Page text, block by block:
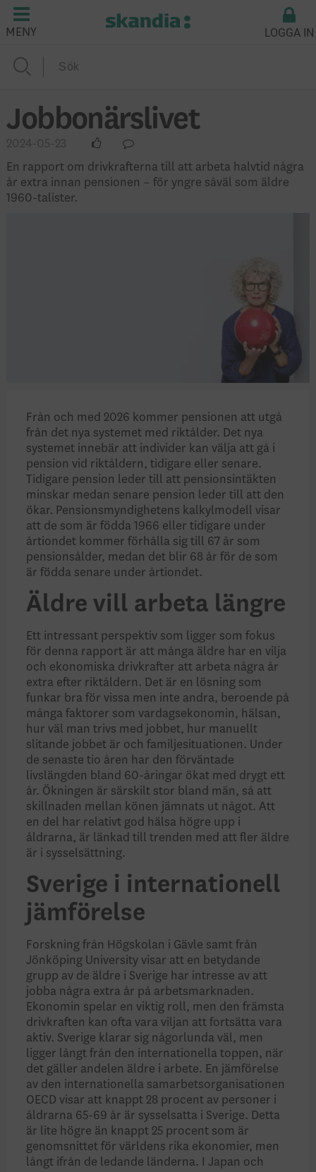
MENY LOGGA IN
Jobbonärslivet
2024-05-23
En rapport om drivkrafterna till att arbeta halvtid några
år extra innan pensionen – för yngre såväl som äldre
1960-talister.
Från och med 2026 kommer pensionen att utgå
från det nya systemet med riktålder. Det nya
systemet innebär att individer kan välja att gå i
pension vid riktåldern, tidigare eller senare.
Tidigare pension leder till att pensionsintäkten
minskar medan senare pension leder till att den
ökar. Pensionsmyndighetens kalkylmodell visar
att de som är födda 1966 eller tidigare under
årtiondet kommer förhålla sig till 67 år som
pensionsålder, medan det blir 68 år för de som
är födda senare under årtiondet.
Äldre vill arbeta längre
Ett intressant perspektiv som ligger som fokus
för denna rapport är att många äldre har en vilja
och ekonomiska drivkrafter att arbeta några år
extra efter riktåldern. Det är en lösning som
funkar bra för vissa men inte andra, beroende på
många faktorer som vardagsekonomin, hälsan,
hur väl man trivs med jobbet, hur manuellt
slitande jobbet är och familjesituationen. Under
de senaste tio åren har den förväntade
livslängden bland 60-åringar ökat med drygt ett
år. Ökningen är särskilt stor bland män, så att
skillnaden mellan könen jämnats ut något. Att
en del har relativt god hälsa högre upp i
åldrarna, är länkad till trenden med att fler äldre
är i sysselsättning.
Sverige i internationell
jämförelse
Forskning från Högskolan i Gävle samt från
Jönköping University visar att en betydande
grupp av de äldre i Sverige har intresse av att
jobba några extra år på arbetsmarknaden.
Ekonomin spelar en viktig roll, men den främsta
drivkraften kan ofta vara viljan att fortsätta vara
aktiv. Sverige klarar sig någorlunda väl, men
ligger långt från den internationella toppen, när
det gäller andelen äldre i arbete. En jämförelse
av den internationella samarbetsorganisationen
OECD visar att knappt 28 procent av personer i
åldrarna 65-69 år är sysselsatta i Sverige. Detta
är lite högre än knappt 25 procent som är
genomsnittet för världens rika ekonomier, men
långt ifrån de ledande länderna. I Japan och